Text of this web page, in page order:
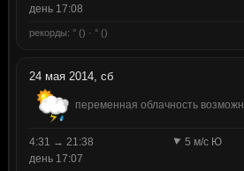
день 17:08
рекорды: ° () · ° ()
24 мая 2014, сб
переменная облачность
4:31 → 21:38
5 м/с Ю
день 17:07